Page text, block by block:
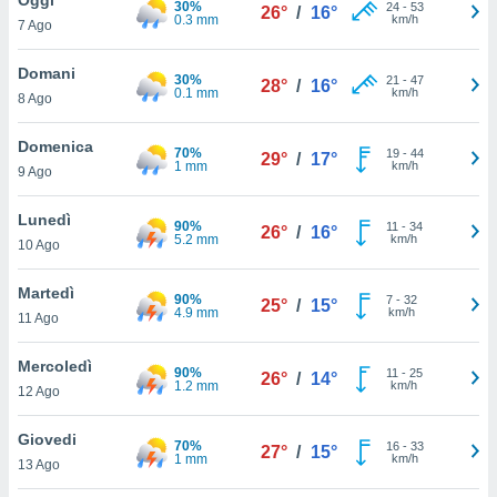
è
al sito
di
ci
di
il
un
la
nella
7 Ago
30%
0.3 mm
26° / 16° 24- 53
km/h
Domani
8 Ago
30%
0.1 mm
28° / 16° 21 - 47
km/h
Domenica
9 Ago
70%
1 mm
29° / 17° 19- 44
km/h
Lunedì
10 Ago
90%
5.2 mm
26° / 16° 11 - 34
km/h
Martedì
11 Ago
90%
4.9 mm
25° / 15° 7- 32
km/h
Mercoledì
12 Ago
90%
1.2 mm
26° / 14° 11 - 25
km/h
Giovedi
13 Ago
70%
1 mm
27° / 15° 16- 33
km/h